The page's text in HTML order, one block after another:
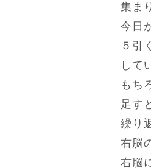
集ま
今日
５引
して
もち
足す
繰り
右脳
右脳